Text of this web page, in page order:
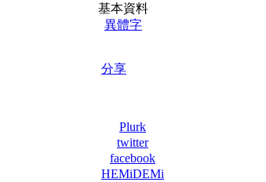
基本資料
異體字
分享
Plurk
twitter
facebook
HEMiDEMi